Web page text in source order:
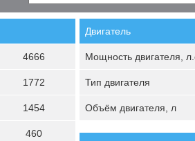
4666
1772
1454
460
Двигатель
Мощность двигателя,
Тип двигателя
Объём двигателя, л